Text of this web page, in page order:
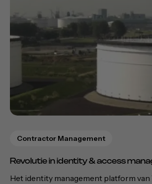
Contractor Management
Revolutie in identity & access
Het identity management platform van